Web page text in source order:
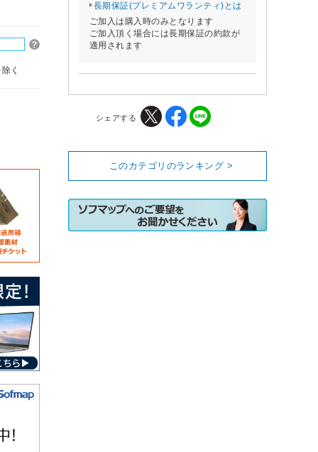
く
長期保証(プレミアムワランティ)とは
ご加入は購入時のみとなります
ご加入頂く場合には長期保証の約款が
適用されます
シェアする
このカテゴリのランキング >